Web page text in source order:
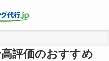
評価のおすすめ